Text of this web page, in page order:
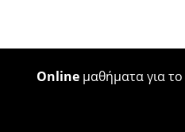
Online μαθήματα για το